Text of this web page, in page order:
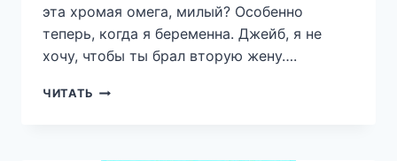
эта хромая омега, милый? Особенно
теперь, когда я беременна. Джейб, я не
хочу, чтобы ты брал вторую жену….
ЧИТАТЬ ⚷